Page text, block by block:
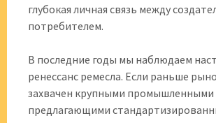
глубокая личная связь между
потребителем.
В последние годы мы наблюдаем
ренессанс ремесла. Если раньше
захвачен крупными промышленными
предлагающими